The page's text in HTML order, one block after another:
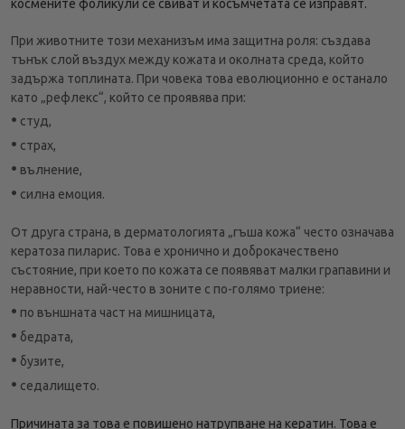
космените фоликули се свиват и косъмчетата се изправят.
При животните този механизъм има защитна роля: създава
тънък слой въздух между кожата и околната среда, който
задържа топлината. При човека това еволюционно е останало
като „рефлекс“, който се проявява при:
• студ,
• страх,
• вълнение,
• силна емоция.
От друга страна, в дерматологията „гъша кожа“ често означава
кератоза пиларис. Това е хронично и доброкачествено
състояние, при което по кожата се появяват малки грапавини и
неравности, най-често в зоните с по-голямо триене:
• по външната част на мишницата,
• бедрата,
• бузите,
• седалището.
Причината за това е повишено натрупване на кератин. Това е